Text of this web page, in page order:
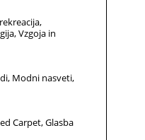
Vzgoja in
Modni nasveti
Carpet Glasba